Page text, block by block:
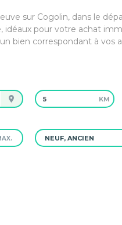
sur Cogolin, dans le
pour votre achat
bien correspondant à vos
KM
NEUF, ANCIEN